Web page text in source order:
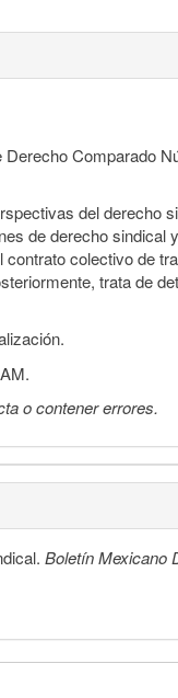
del derecho
de derecho
colectivo de
trata de
o contener errores.
Boletín Mexicano